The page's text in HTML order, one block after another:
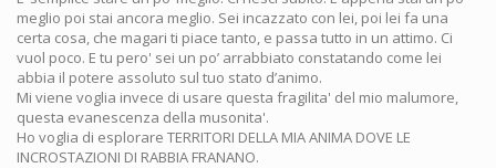
meglio poi stai ancora meglio. Sei incazzato con lei, poi lei fa una
certa cosa, che magari ti piace tanto, e passa tutto in un attimo. Ci
vuol poco. E tu pero' sei un po’ arrabbiato constatando come lei
abbia il potere assoluto sul tuo stato d’animo.
Mi viene voglia invece di usare questa fragilita' del mio malumore,
questa evanescenza della musonita'.
Ho voglia di esplorare TERRITORI DELLA MIA ANIMA DOVE LE
INCROSTAZIONI DI RABBIA FRANANO.